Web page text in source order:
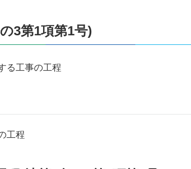
3第1項第1号)
る工事の工程
工程